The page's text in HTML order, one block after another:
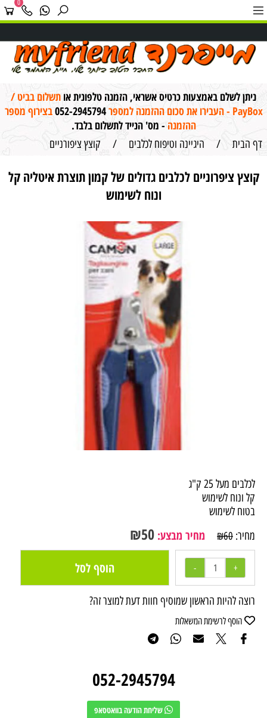
0
ניתן לשלם באמצעות כרטיס אשראי, הזמנה טלפונית או תשלום בביט /
PayBox - העבירו את סכום ההזמנה למספר
052-2945794בצירוף מספר
ההזמנה - מס' הנייד לתשלום בלבד.
דף הבית / היגיינה וטיפוח לכלבים / קוצץ ציפורניים
קוצץ ציפרוניים לכלבים גדולים של קמון תוצרת איטליה קל
ונוח לשימוש
לכלבים מעל 25 ק"ג
קל ונוח לשימוש
בטוח לשימוש
מחיר:
₪60 מחיר מבצע: ₪50
הוסף לסל
רוצה להיות הראשון שמוסיף חוות דעת למוצר זה?
הוסף לרשימת המשאלות
052-2945794
שליחת הודעה בוואטסאפ